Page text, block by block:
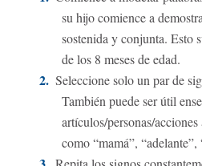
su hijo comience a
sostenida y conjunta. Esto
de los 8 meses de edad.
Seleccione solo un par de
También puede ser útil
artículos/personas/
como “mamá”, “adelante”,